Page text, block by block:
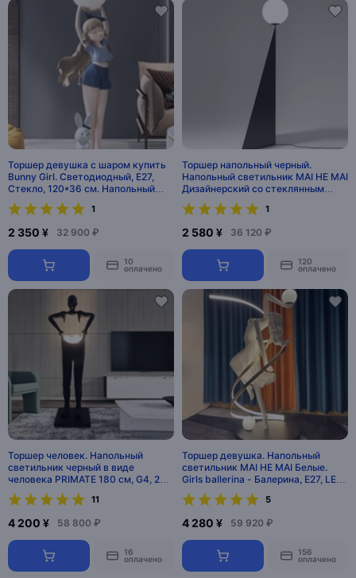
Торшер девушка с шаром купить
Bunny Girl. Светодиодный, E27,
Стекло, 120*36 см. Напольный
светильник
1
2 350 ¥ 32 900 ₽
10
оплачено
Торшер напольный черный.
Напольный светильник MAI HE MAI
Дизайнерский со стеклянным
шарообразным плафоном на
черной угловой стойке Standing,
1
2 580 ¥ 36 120 ₽
120
оплачено
Торшер человек. Напольный
светильник черный в виде
человека PRIMATE 180 см, G4, 25
Вт. MAI HE MAI
11
4 200 ¥ 58 800 ₽
16
оплачено
Торшер девушка. Напольный
светильник MAI HE MAI Белые.
Girls ballerina - Балерина, E27, LED,
70 Вт
5
4 280 ¥ 59 920 ₽
156
оплачено